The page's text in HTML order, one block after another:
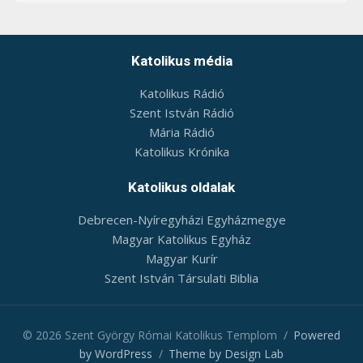
Katolikus média
Katolikus Rádió
Szent István Rádió
Mária Rádió
Katolikus Krónika
Katolikus oldalak
Debrecen-Nyíregyházi Egyházmegye
Magyar Katolikus Egyház
Magyar Kurír
Szent István Társulati Biblia
© 2026 Szent György Római Katolikus Templom / Powered
by WordPress / Theme by Design Lab